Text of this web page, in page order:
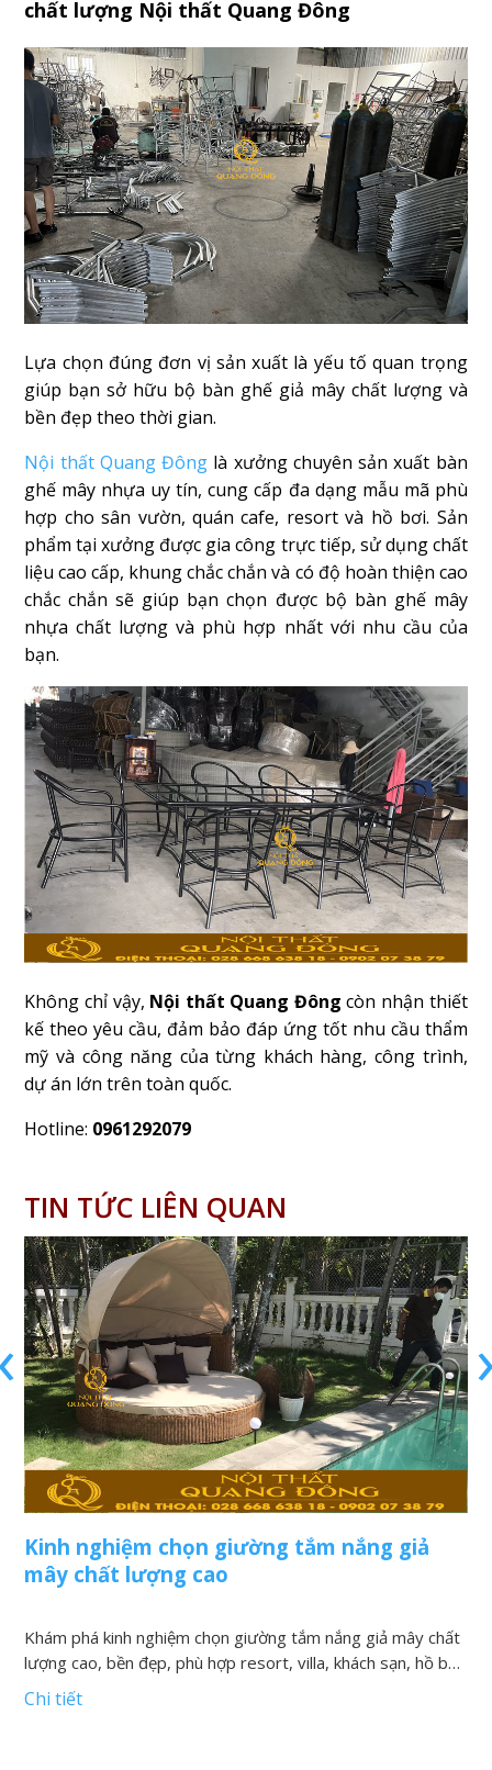
chất lượng Nội thất Quang Đông
Lựa chọn đúng đơn vị sản xuất là yếu tố quan trọng
giúp bạn sở hữu bộ bàn ghế giả mây chất lượng và
bền đẹp theo thời gian.
Nội thất Quang Đông là xưởng chuyên sản xuất bàn
ghế mây nhựa uy tín, cung cấp đa dạng mẫu mã phù
hợp cho sân vườn, quán cafe, resort và hồ bơi. Sản
phẩm tại xưởng được gia công trực tiếp, sử dụng chất
liệu cao cấp, khung chắc chắn và có độ hoàn thiện cao
chắc chắn sẽ giúp bạn chọn được bộ bàn ghế mây
nhựa chất lượng và phù hợp nhất với nhu cầu của
bạn.
Không chỉ vậy, Nội thất Quang Đông còn nhận thiết
kế theo yêu cầu, đảm bảo đáp ứng tốt nhu cầu thẩm
mỹ và công năng của từng khách hàng, công trình,
dự án lớn trên toàn quốc.
Hotline: 0961292079
TIN TỨC LIÊN QUAN
Kinh nghiệm chọn giường tắm nắng giả
mây chất lượng cao
Khám phá kinh nghiệm chọn giường tắm nắng giả mây chất
lượng cao, bền đẹp, phù hợp resort, villa, khách sạn, hồ bơi
và khu nghỉ dưỡng
Chi tiết